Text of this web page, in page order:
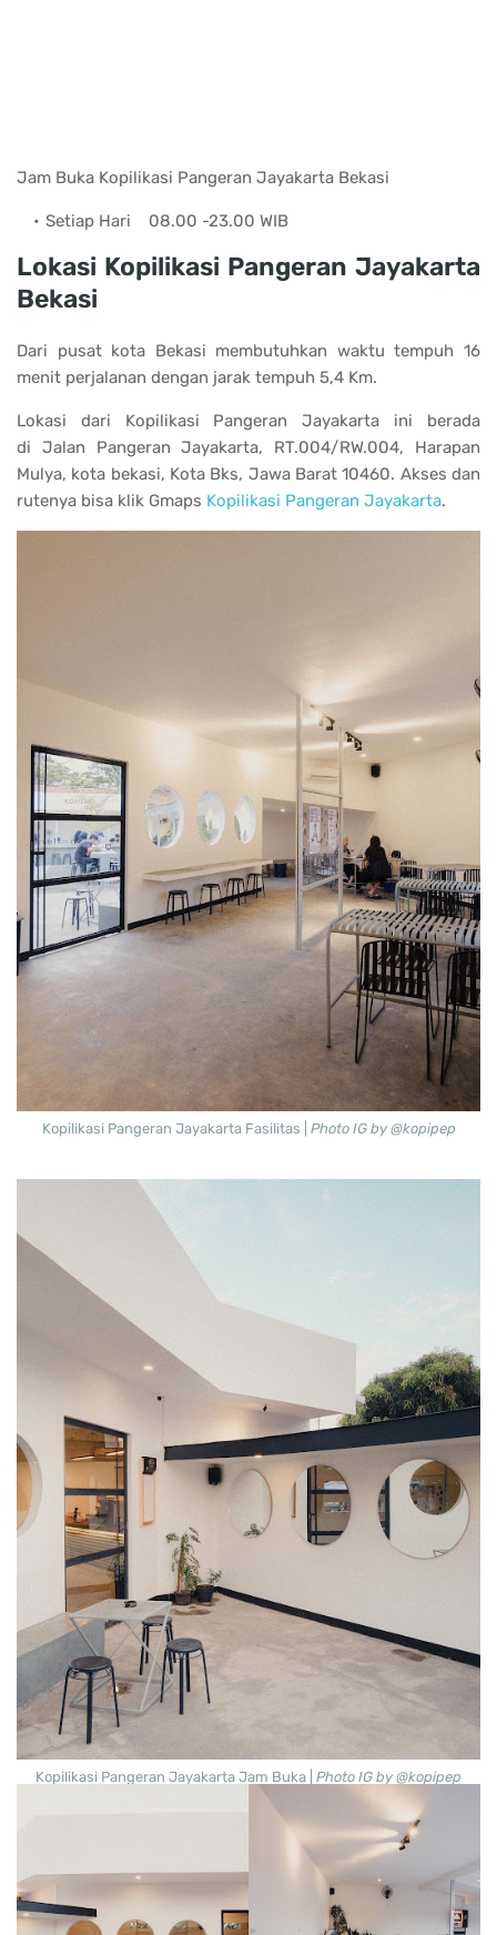
Jam Buka Kopilikasi Pangeran Jayakarta Bekasi
Setiap Hari 08.00 -23.00 WIB
Lokasi Kopilikasi Pangeran Jayakarta
Bekasi
Dari pusat kota Bekasi membutuhkan waktu tempuh 16
menit perjalanan dengan jarak tempuh 5,4 Km.
Lokasi dari Kopilikasi Pangeran Jayakarta ini berada
di Jalan Pangeran Jayakarta, RT.004/RW.004, Harapan
Mulya, kota bekasi, Kota Bks, Jawa Barat 10460. Akses dan
rutenya bisa klik Gmaps Kopilikasi Pangeran Jayakarta.
Kopilikasi Pangeran Jayakarta Fasilitas | Photo IG by @kopipep
Kopilikasi Pangeran Jayakarta Jam Buka | Photo IG by @kopipep